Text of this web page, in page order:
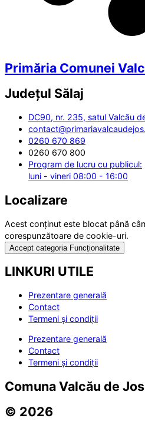
Primăria Comunei
Județul Sălaj
DC90, nr. 235, satul Valcău
0260 670 869
0260 670 800
Program de lucru cu publicul:
luni - vineri 08:00 - 16:00
Localizare
Acest conținut este blocat până
corespunzătoare de cookie-uri.
Accept categoria Funcționalitate
LINKURI UTILE
Prezentare generală
Contact
Termeni și condiții
Prezentare generală
Contact
Termeni și condiții
Comuna Valcău de
© 2026